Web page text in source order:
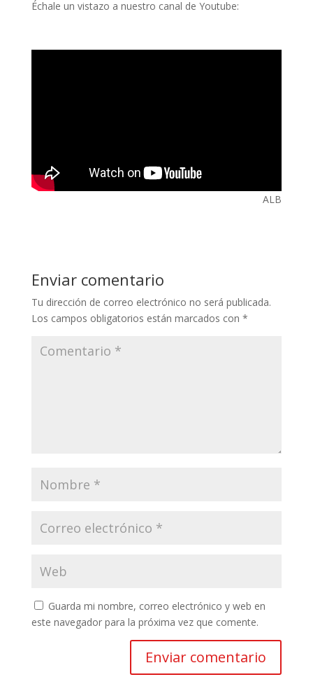
Échale un vistazo a nuestro canal de Youtube:
ALB
Enviar comentario
Tu dirección de correo electrónico no será publicada.
Los campos obligatorios están marcados con *
Guarda mi nombre, correo electrónico y web en
este navegador para la próxima vez que comente.